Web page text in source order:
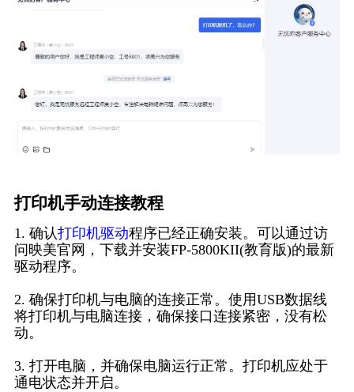
打印机手动连接教程
1. 确认打印机驱动程序已经正确安装。可以通过访
问映美官网，下载并安装FP-5800KII(教育版)的最新
驱动程序。
2. 确保打印机与电脑的连接正常。使用USB数据线
将打印机与电脑连接，确保接口连接紧密，没有松
动。
3. 打开电脑，并确保电脑运行正常。打印机应处于
通电状态并开启。